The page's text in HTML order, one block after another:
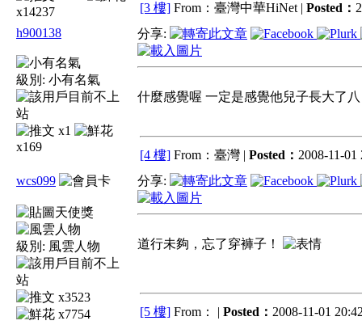
x14237
[3 樓] From：臺灣中華HiNet | Posted：
h900138
級別: 小有名氣
x1
x169
分享:
什麼感覺喔 一定是感覺他兒子長大了
[4 樓] From：臺灣 | Posted： 2008-11-01
wcs099
級別: 風雲人物
x3523
x7754
分享:
道行未夠，忘了穿褲子！
[5 樓] From： | Posted： 2008-11-01